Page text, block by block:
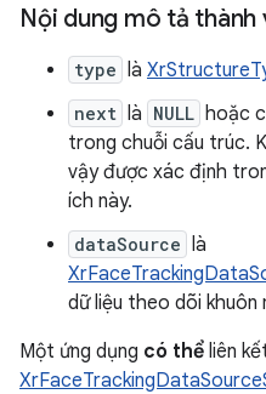
Nội dung mô tả thành
type là
next là NULL hoặc
trong chuỗi cấu trúc.
vậy được xác định
ích này.
dataSource là
dữ liệu theo dõi khuôn
Một ứng dụng có thể liên